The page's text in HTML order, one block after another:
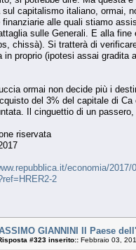
sul capitalismo italiano, ormai,
finanziarie alle quali stiamo
sulle Generali. E alla
chissà). Si tratterà di
in proprio (ipotesi assai gradita
ormai non decide più i
del 3% del capitale di
Il cinguettio di un
riservata
economia/
2
GIANNINI Il Paese
#323 inserito:: Febbraio 03,